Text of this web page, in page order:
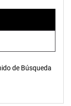
de Búsqueda